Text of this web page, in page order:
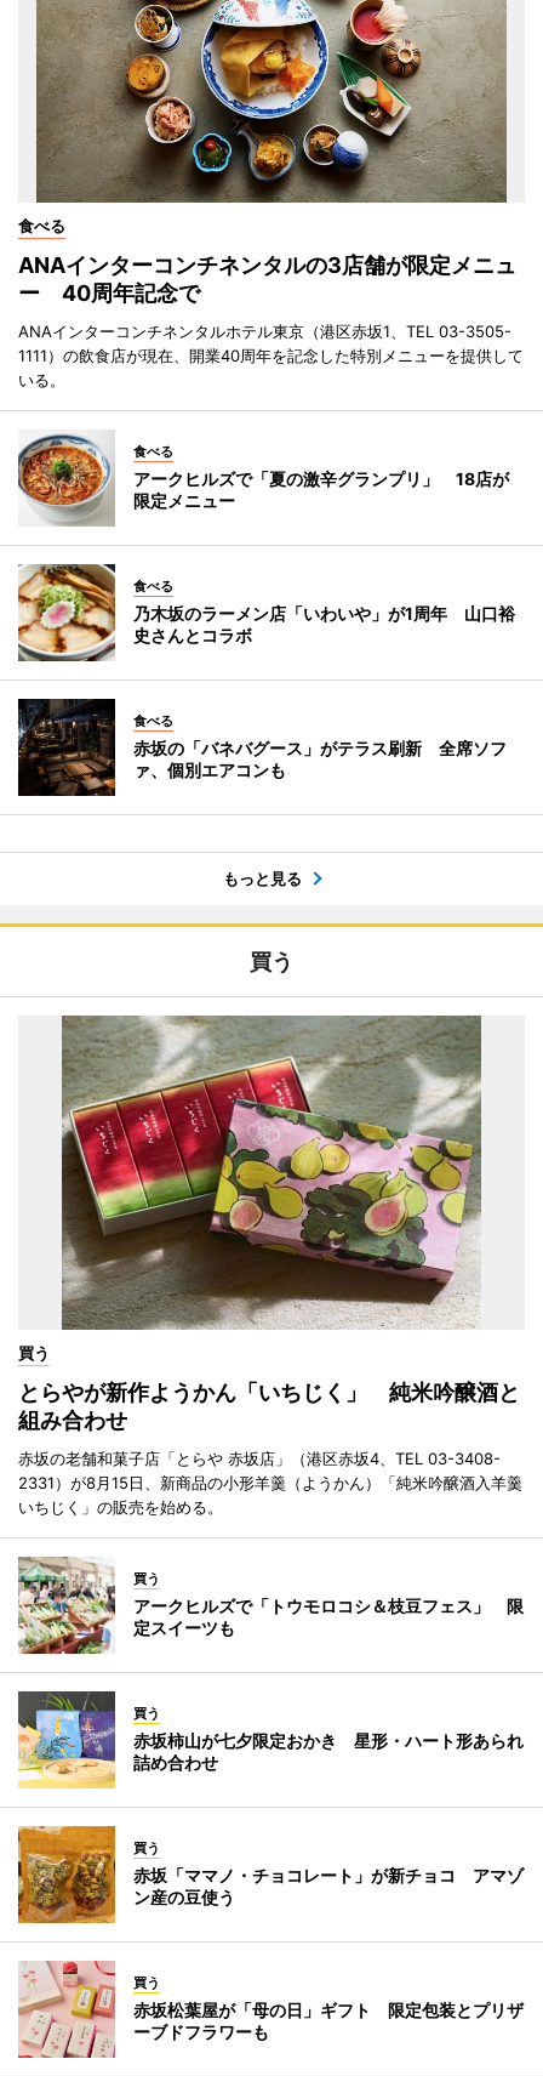
食べる
ANAインターコンチネンタルの3店舗が限定メニュ
ー 40周年記念で
ANAインターコンチネンタルホテル東京（港区赤坂1、TEL 03-3505-
1111）の飲食店が現在、開業40周年を記念した特別メニューを提供して
いる。
食べる
アークヒルズで「夏の激辛グランプリ」 18店が
限定メニュー
食べる
乃木坂のラーメン店「いわいや」が1周年 山口裕
史さんとコラボ
食べる
赤坂の「バネバグース」がテラス刷新 全席ソフ
ァ、個別エアコンも
もっと見る
買う
買う
とらやが新作ようかん「いちじく」 純米吟醸酒と
組み合わせ
赤坂の老舗和菓子店「とらや 赤坂店」（港区赤坂4、TEL 03-3408-
2331）が8月15日、新商品の小形羊羹（ようかん）「純米吟醸酒入羊羹
いちじく」の販売を始める。
買う
アークヒルズで「トウモロコシ＆枝豆フェス」 限
定スイーツも
買う
赤坂柿山が七夕限定おかき 星形・ハート形あられ
詰め合わせ
買う
赤坂「ママノ・チョコレート」が新チョコ アマゾ
ン産の豆使う
買う
赤坂松葉屋が「母の日」ギフト 限定包装とプリザ
ーブドフラワーも